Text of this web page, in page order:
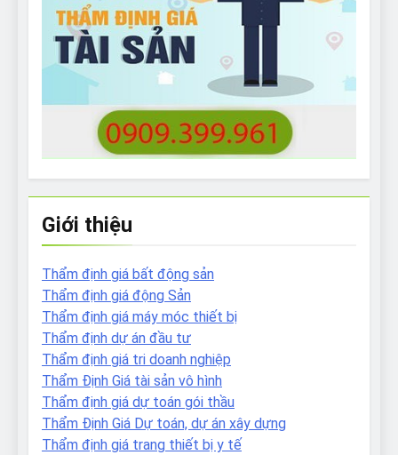
Giới thiệu
Thẩm định giá bất động sản
Thẩm định giá động Sản
Thẩm định giá máy móc thiết bị
Thẩm định dự án đầu tư
Thẩm định giá tri doanh nghiệp
Thẩm Định Giá tài sản vô hình
Thẩm định giá dự toán gói thầu
Thẩm Định Giá Dự toán, dự án xây dựng
Thẩm định giá trang thiết bị y tế